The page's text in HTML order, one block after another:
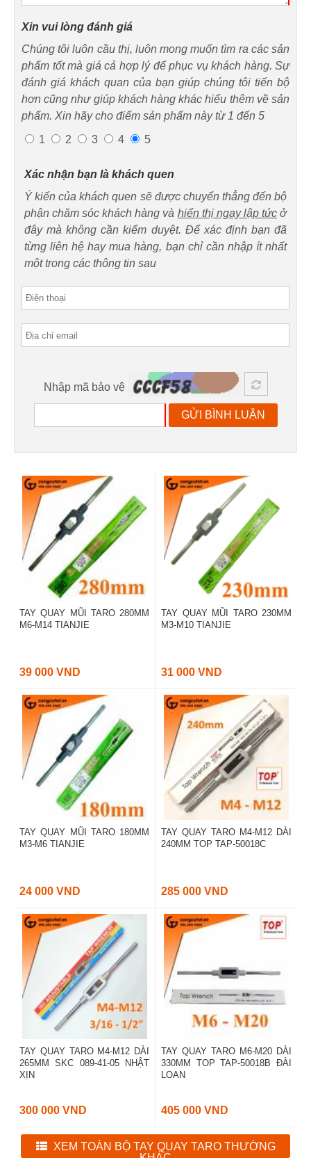
Xin vui lòng đánh giá
Chúng tôi luôn cầu thị, luôn mong muốn tìm ra các sản
phẩm tốt mà giá cả hợp lý để phục vụ khách hàng. Sự
đánh giá khách quan của bạn giúp chúng tôi tiến bộ
hơn cũng như giúp khách hàng khác hiểu thêm về sản
phẩm. Xin hãy cho điểm sản phẩm này từ 1 đến 5
1
2 3 4 5
Xác nhận bạn là khách quen
Ý kiến của khách quen sẽ được chuyển thẳng đến bộ
phận chăm sóc khách hàng và hiển thị ngay lập tứcở
đây mà không cần kiểm duyệt. Để xác định bạn đã
từng liên hệ hay mua hàng, bạn chỉ cần nhập ít nhất
một trong các thông tin sau
Nhập mã bảo vệ
GỬI BÌNH LUẬN
TAY QUAY MŨI TARO 280MM
M6-M14 TIANJIE
39 000 VND
TAY QUAY MŨI TARO 230MM
M3-M10 TIANJIE
31 000 VND
TAY QUAY MŨI TARO 180MM
M3-M6 TIANJIE
24 000 VND
TAY QUAY TARO M4-M12 DÀI
240MM TOP TAP-50018C
285 000 VND
TAY QUAY TARO M4-M12 DÀI
265MM SKC 089-41-05 NHẬT
XỊN
300 000 VND
TAY QUAY TARO M6-M20 DÀI
330MM TOP TAP-50018B ĐÀI
LOAN
405 000 VND
XEM TOÀN BỘ TAY QUAY TARO THƯỜNG
KHÁC